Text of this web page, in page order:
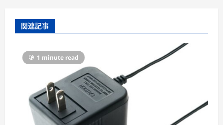
関連記事
1 minute read